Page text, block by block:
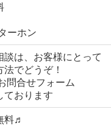
ーホン
談は、お客様にとって
でどうぞ！
問合せフォーム
ております
料♬